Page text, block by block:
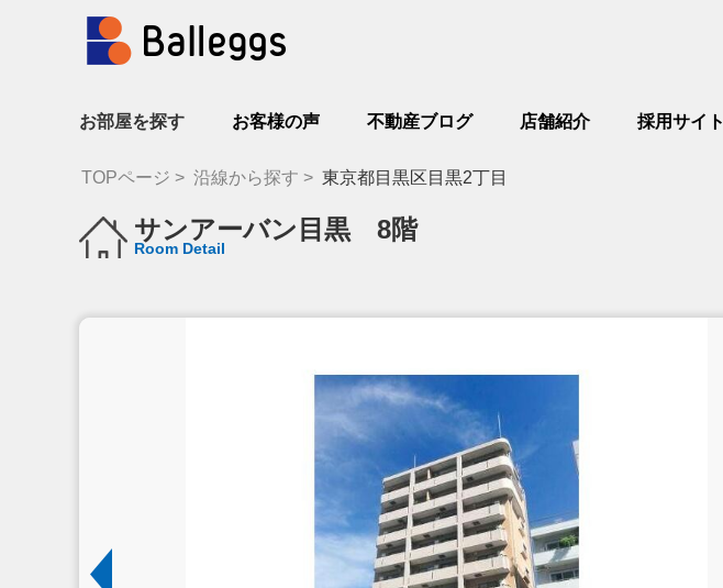
お部屋を探す お客様の声 不動産ブログ 店舗紹介 採用サイト
TOPページ 沿線から探す 東京都目黒区目黒2丁目
サンアーバン目黒 8階
Room Detail